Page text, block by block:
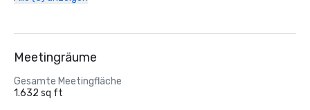
Meetingräume
Gesamte Meetingfläche
1.632 sq ft